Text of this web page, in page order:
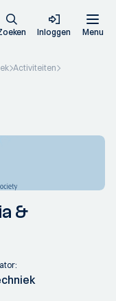
Inloggen Menu
Activiteiten
&